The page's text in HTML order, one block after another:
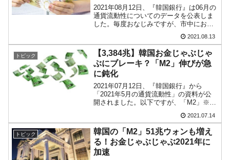
2021年08月12日、『韓国銀行』は06月の
通貨流動性についてのデータを公表しま
した。毎度おなじみですが、市中にお金
がいくらあるのかを示す指数「M2」※を
見てみると……。⇒データ引用元：『韓
国銀行』公式サイト「2021年6月中の通
貨流動性...
2021.08.13
トピック
【3,384兆】韓国お金じゃぶじゃ
ぶにブレーキ？「M2」伸びが急
に鈍化
2021年07月12日、『韓国銀行』から
「2021年5月の通貨流動性」の資料が公
開されました。以下ですが、「M2」※は
た。⇒参照・引用元：『韓国銀行』公式
サイト「2021年5月の通貨流動性」直近...
2021.07.14
トピック
韓国の「M2」51兆ウォンも増え
る！お金じゃぶじゃぶ2021年に
加速